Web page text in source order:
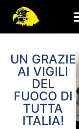
UN GRAZIE
AI VIGILI
DEL
FUOCO DI
TUTTA
ITALIA!